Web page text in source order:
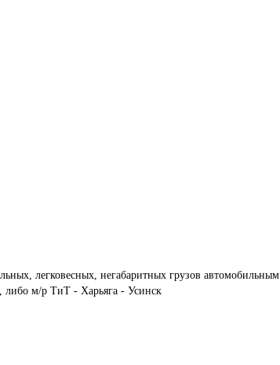
легковесных, негабаритных грузов автомобильным
либо м/р ТиТ - Харьяга - Усинск